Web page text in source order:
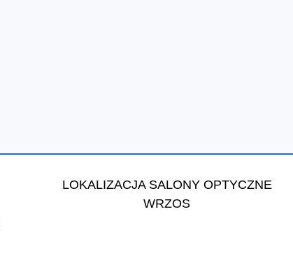
LOKALIZACJA SALONY OPTYCZNE
WRZOS